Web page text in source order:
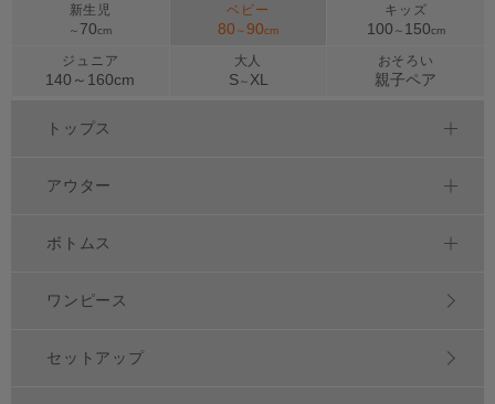
新生児
～ 70cm
ベビー
80 ～90cm
キッズ
100 ～ 150cm
ジュニア
140～ 160cm
大人
S～ XL
おそろい
親子ペア
トップス
アウター
ボトムス
ワンピース
セットアップ